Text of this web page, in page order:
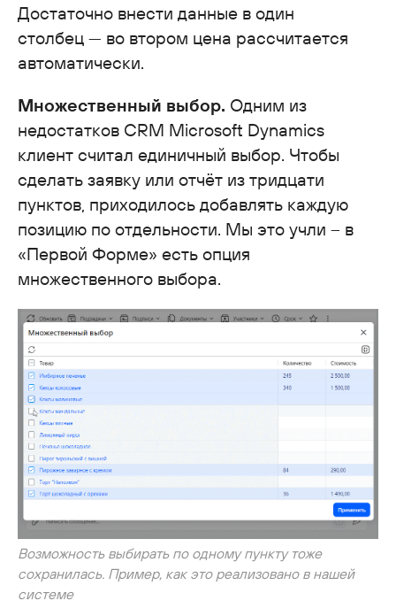
Достаточно внести данные в один
столбец — во втором цена рассчитается
автоматически.
Множественный выбор. Одним из
недостатков CRM Microsoft Dynamics
клиент считал единичный выбор. Чтобы
сделать заявку или отчёт из тридцати
пунктов, приходилось добавлять каждую
позицию по отдельности. Мы это учли – в
«Первой Форме» есть опция
множественного выбора.
Возможность выбирать по одному пункту тоже
сохранилась. Пример, как это реализовано в нашей
системе